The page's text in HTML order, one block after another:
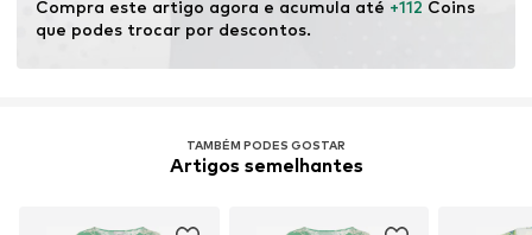
Compra este artigo agora e acumula até +112 Coins
que podes trocar por descontos.
TAMBÉM PODES GOSTAR
Artigos semelhantes